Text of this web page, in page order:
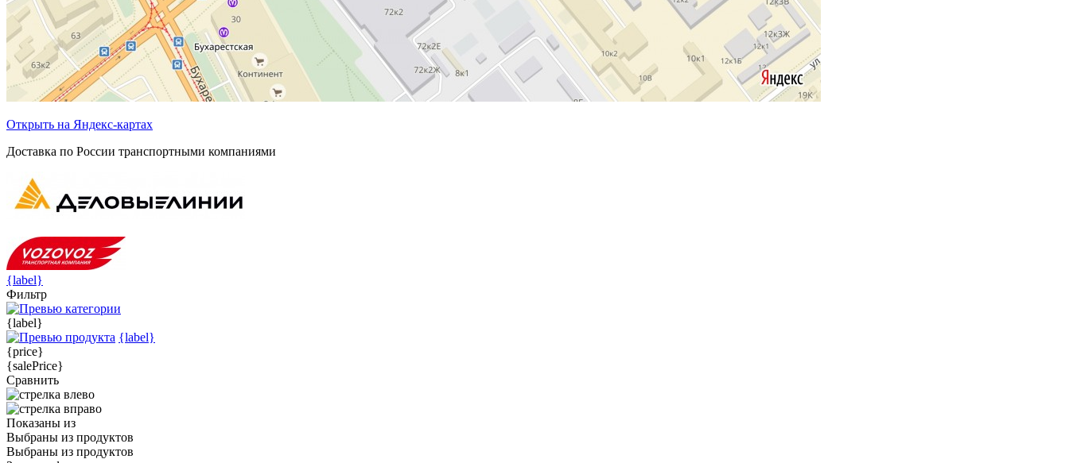
Открыть на Яндекс-картах
Доставка по России транспортными компаниями
{label}
Фильтр
{label}
{label}
{price}
{salePrice}
Сравнить
Показаны из
Выбраны из продуктов
Выбраны из продуктов